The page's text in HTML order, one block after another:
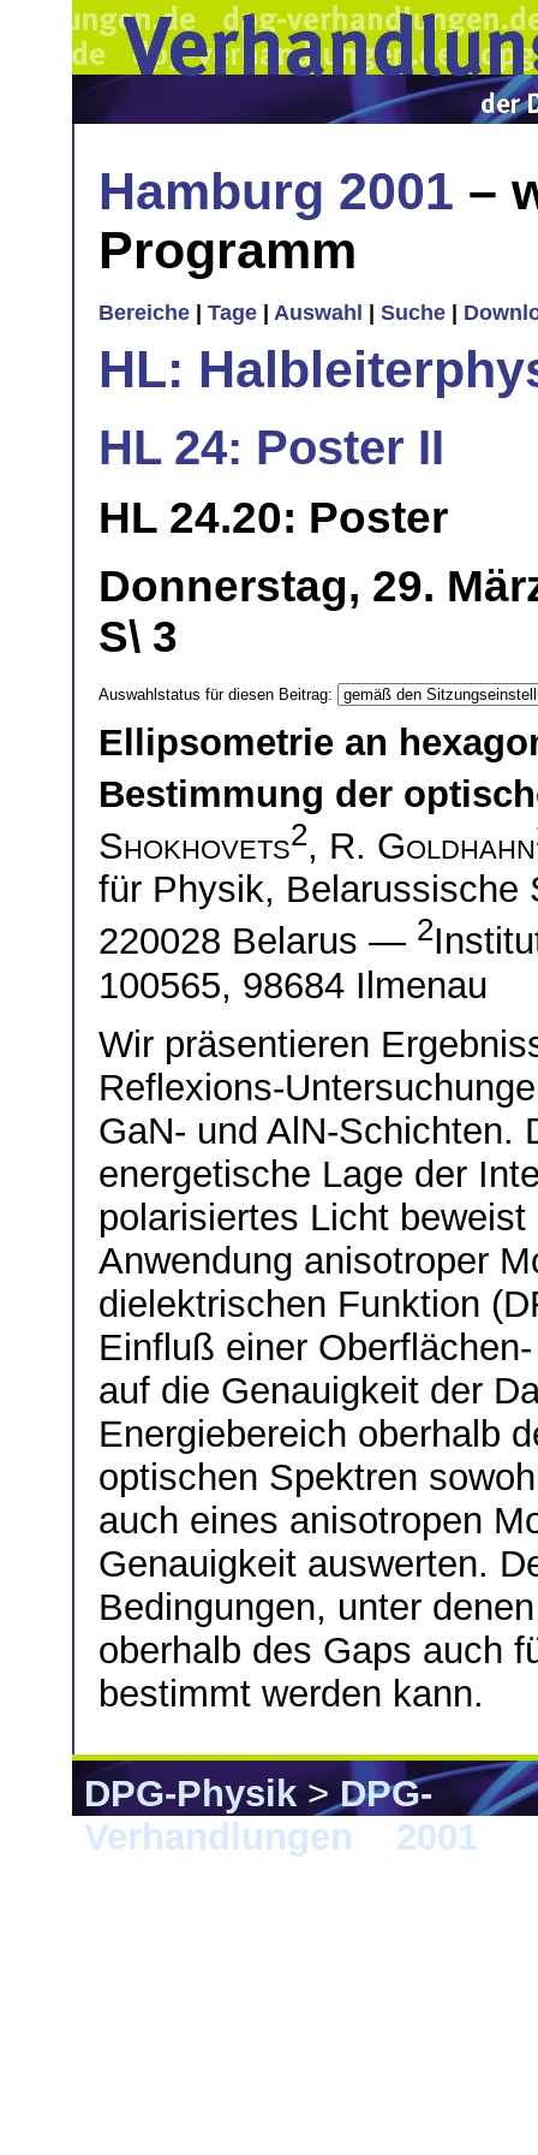
Hamburg 2001 –
Programm
Bereiche Tage Auswahl Suche
HL:
HL 24: Poster II
HL 24.20: Poster
Donnerstag, 29.
S\ 3
Auswahlstatus für diesen Beitrag:
Ellipsometrie an
Bestimmung der
Shokhovets2, R. Goldhahn
für Physik, Belarussische
220028 Belarus — 2
100565, 98684 Ilmenau
Wir präsentieren
Reflexions-
GaN- und AlN-Schichten.
energetische Lage der
polarisiertes Licht
Anwendung anisotroper
dielektrischen Funktion
Einfluß einer
auf die Genauigkeit der
Energiebereich oberhalb
optischen Spektren
auch eines anisotropen
Genauigkeit auswerten.
Bedingungen, unter
oberhalb des Gaps auch
bestimmt werden kann.
DPG-Physik>DPG-
Verhandlungen
2001